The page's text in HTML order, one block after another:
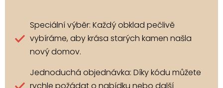
Speciální výběr: Každý obklad pečlivě
vybíráme, aby krása starých kamen našla
nový domov.
Jednoduchá objednávka: Díky kódu můžete